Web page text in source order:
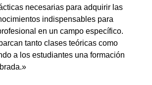
necesarias para adquirir las
indispensables para
en un campo específico.
tanto clases teóricas como
a los estudiantes una formación